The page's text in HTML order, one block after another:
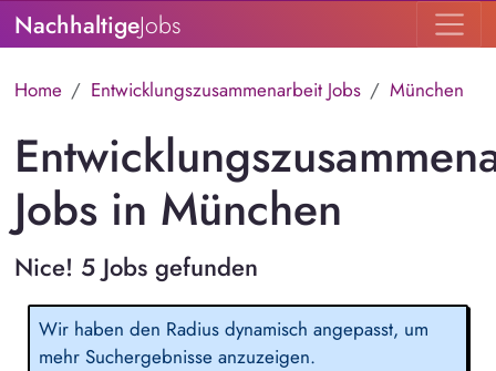
NachhaltigeJobs
Home Entwicklungszusammenarbeit Jobs München
Jobs in München
Nice! 5 Jobs gefunden
Wir haben den Radius dynamisch angepasst, um
mehr Suchergebnisse anzuzeigen.